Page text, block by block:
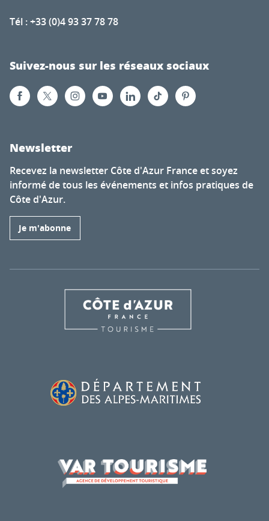
Tél : +33 (0)4 93 37 78 78
Suivez-nous sur les réseaux sociaux
Newsletter
Recevez la newsletter Côte d'Azur France et soyez
informé de tous les événements et infos pratiques de
Côte d'Azur.
Je m'abonne